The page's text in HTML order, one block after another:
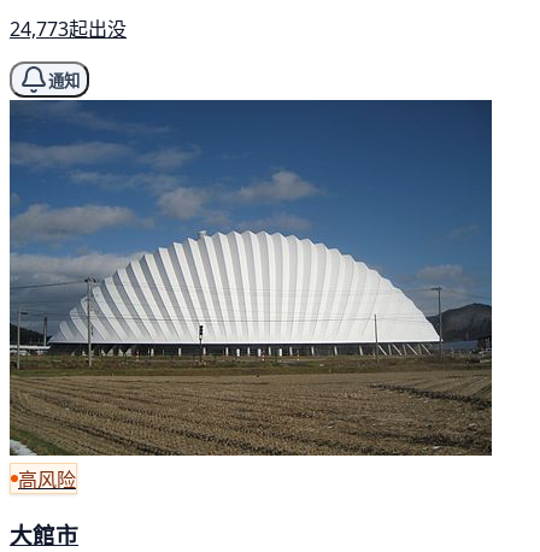
24,773起出没
通知
高风险
大館市